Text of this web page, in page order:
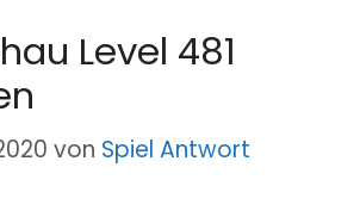
Level 481
von Spiel Antwort